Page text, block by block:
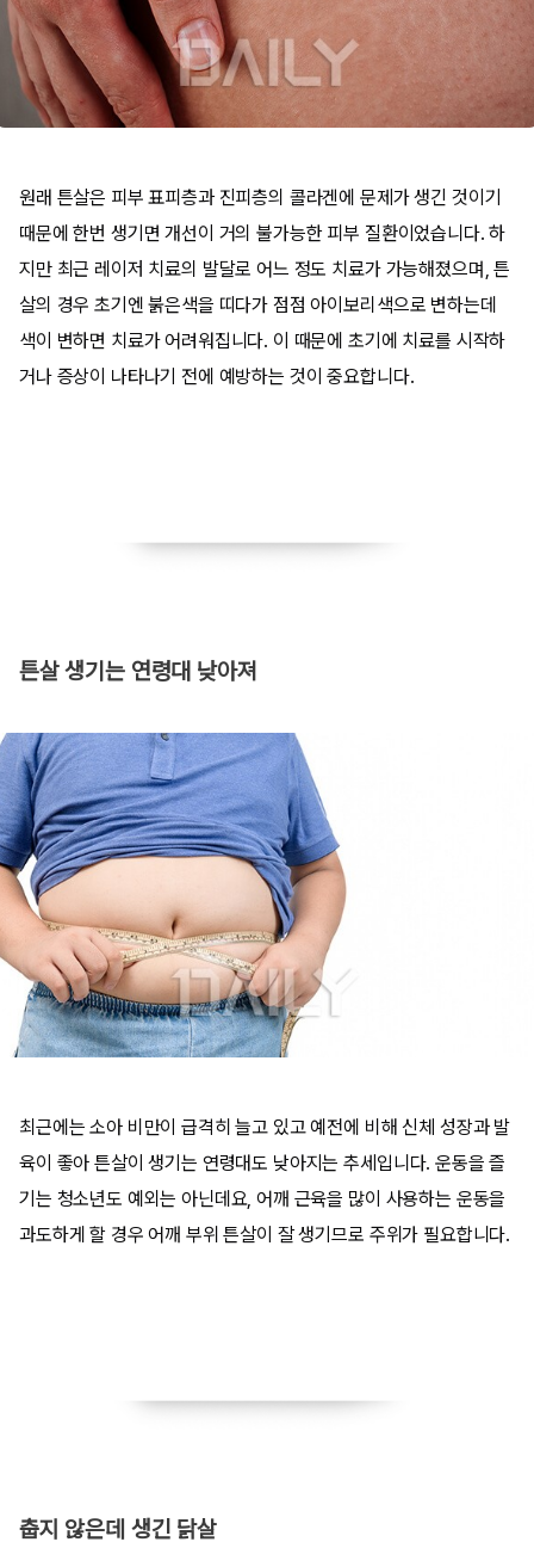
원래 튼살은 피부 표피층과 진피층의 콜라겐에 문제가 생긴 것이기
때문에 한번 생기면 개선이 거의 불가능한 피부 질환이었습니다. 하
지만 최근 레이저 치료의 발달로 어느 정도 치료가 가능해졌으며, 튼
살의 경우 초기엔 붉은색을 띠다가 점점 아이보리색으로 변하는데
색이 변하면 치료가 어려워집니다. 이 때문에 초기에 치료를 시작하
거나 증상이 나타나기 전에 예방하는 것이 중요합니다.
​튼살 생기는 연령대 낮아져
최근에는 소아 비만이 급격히 늘고 있고 예전에 비해 신체 성장과 발
육이 좋아 튼살이 생기는 연령대도 낮아지는 추세입니다. 운동을 즐
기는 청소년도 예외는 아닌데요, 어깨 근육을 많이 사용하는 운동을
과도하게 할 경우 어깨 부위 튼살이 잘 생기므로 주위가 필요합니다.
​춥지 않은데 생긴 닭살